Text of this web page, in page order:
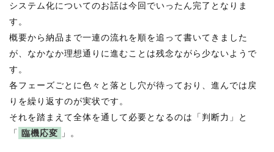
システム化についてのお話は今回でいったん完了となりま
す。
概要から納品まで一連の流れを順を追って書いてきました
が、なかなか理想通りに進むことは残念ながら少ないようで
す。
各フェーズごとに色々と落とし穴が待っており、進んでは戻
りを繰り返すのが実状です。
それを踏まえて全体を通して必要となるのは「 判断力」と
「 臨機応変 」。